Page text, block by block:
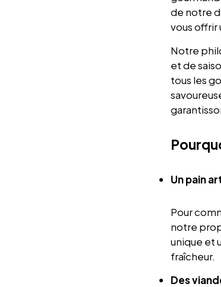
de notre
vous offrir
Notre
et de
tous les
Un pain
Pour
notre
unique et
fraîcheur.
Des